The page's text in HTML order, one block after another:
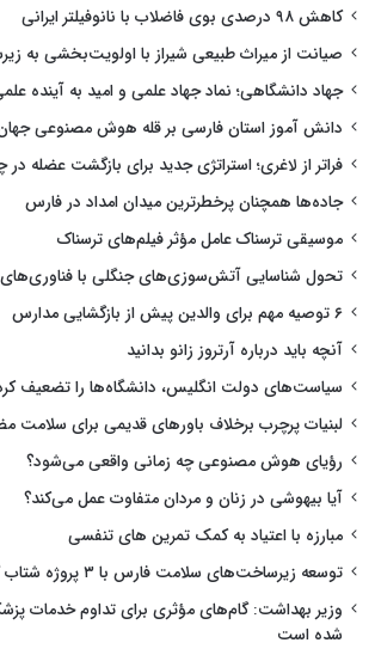
کاهش ۹۸ درصدی بوی فاضلاب با نانوفیلتر ایرانی
صیانت از میراث طبیعی شیراز با اولویت‌بخشی به
جهاد دانشگاهی؛ نماد جهاد علمی و امید به آینده
دانش آموز استان فارسی بر قله هوش مصنوعی جهان
فراتر از لاغری؛ استراتژی جدید برای بازگشت عضله در
جاده‌ها همچنان پرخطرترین میدان امداد در فارس
موسیقی ترسناک عامل مؤثر فیلم‌های ترسناک
تحول شناسایی آتش‌سوزی‌های جنگلی با
۶ توصیه مهم برای والدین پیش از بازگشایی مدارس
آنچه باید درباره آرتروز زانو بدانید
سیاست‌های دولت انگلیس، دانشگاه‌ها را تضعیف
لبنیات پرچرب برخلاف باورهای قدیمی برای سلامت
رؤیای هوش مصنوعی چه زمانی واقعی می‌شود؟
آیا بیهوشی در زنان و مردان متفاوت عمل می‌کند؟
مبارزه با اعتیاد به کمک تمرین های تنفسی
توسعه زیرساخت‌های سلامت فارس با ۳ پروژه شتاب گرفت
وزیر بهداشت: گام‌های مؤثری برای تداوم خدمات
شده است